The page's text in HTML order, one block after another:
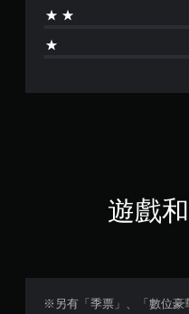
遊戲
※另有「季票」、「數位豪